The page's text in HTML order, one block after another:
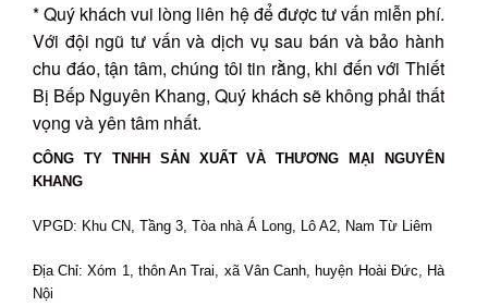
* Quý khách vui lòng liên hệ để được tư vấn miễn phí.
Với đội ngũ tư vấn và dịch vụ sau bán và bảo hành
chu đáo, tận tâm, chúng tôi tin rằng, khi đến với Thiết
Bị Bếp Nguyên Khang, Quý khách sẽ không phải thất
vọng và yên tâm nhất.
CÔNG TY TNHH SẢN XUẤT VÀ THƯƠNG MẠI NGUYÊN
KHANG
VPGD: Khu CN, Tầng 3, Tòa nhà Á Long, Lô A2, Nam Từ Liêm
Địa Chỉ: Xóm 1, thôn An Trai, xã Vân Canh, huyện Hoài Đức, Hà
Nội